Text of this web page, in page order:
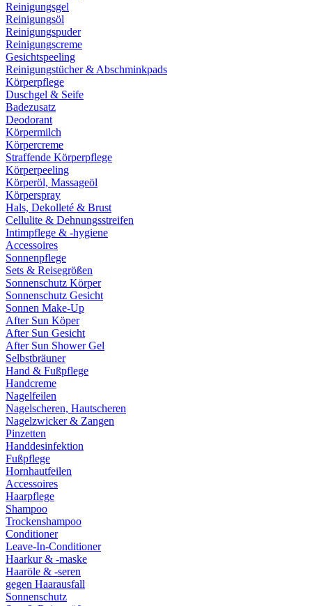
Reinigungsgel
Reinigungsöl
Reinigungspuder
Reinigungscreme
Gesichtspeeling
Reinigungstücher & Abschminkpads
Körperpflege
Duschgel & Seife
Badezusatz
Deodorant
Körpermilch
Körpercreme
Straffende Körperpflege
Körperpeeling
Körperöl, Massageöl
Körperspray
Hals, Dekolleté & Brust
Cellulite & Dehnungsstreifen
Intimpflege & -hygiene
Accessoires
Sonnenpflege
Sets & Reisegrößen
Sonnenschutz Körper
Sonnenschutz Gesicht
Sonnen Make-Up
After Sun Köper
After Sun Gesicht
After Sun Shower Gel
Selbstbräuner
Hand & Fußpflege
Handcreme
Nagelfeilen
Nagelscheren, Hautscheren
Nagelzwicker & Zangen
Pinzetten
Handdesinfektion
Fußpflege
Hornhautfeilen
Accessoires
Haarpflege
Shampoo
Trockenshampoo
Conditioner
Leave-In-Conditioner
Haarkur & -maske
Haaröle & -seren
gegen Haarausfall
Sonnenschutz